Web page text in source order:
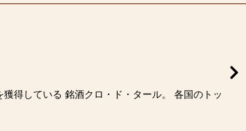
得している 銘酒クロ・ド・タール。 各国のトッ